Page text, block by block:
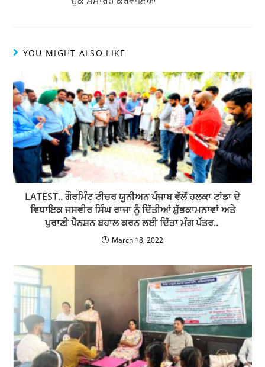
YOU MIGHT ALSO LIKE
LATEST.. ਗੌਰਮਿੰਟ ਟੀਚਰ ਯੂਨੀਅਨ ਪੰਜਾਬ ਵੱਲੋਂ ਹਲਕਾ ਟਾਂਡਾ ਦੇ
ਵਿਧਾਇਕ ਜਸਵੀਰ ਸਿੰਘ ਰਾਜਾ ਨੂੰ ਦਿੱਤੀਆਂ ਸ਼ੁੱਭਕਾਮਨਾਵਾਂ ਅਤੇ
ਪੁਰਾਣੀ ਪੈਨਸ਼ਨ ਬਹਾਲ ਕਰਨ ਲਈ ਦਿੱਤਾ ਮੰਗ ਪੱਤਰ..
March 18, 2022